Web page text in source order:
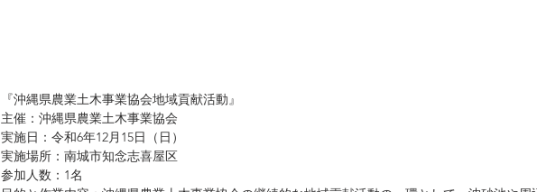
『沖縄県農業土木事業協会地域貢献活動』
主催：沖縄県農業土木事業協会
実施日：令和6年12月15日（日）
実施場所：南城市知念志喜屋区
参加人数：1名